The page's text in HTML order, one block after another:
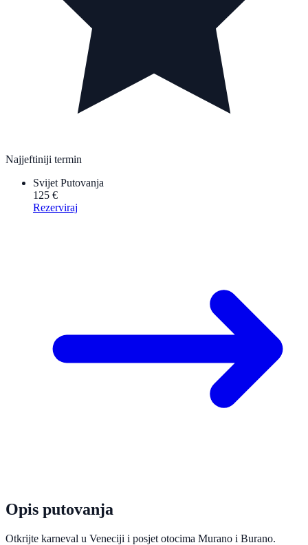
Najjeftiniji termin
Svijet Putovanja
125 €
Rezerviraj
Opis putovanja
Otkrijte karneval u Veneciji i posjet otocima Murano i Burano.